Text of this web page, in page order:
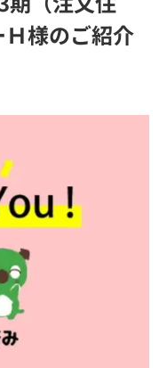
様のご紹介